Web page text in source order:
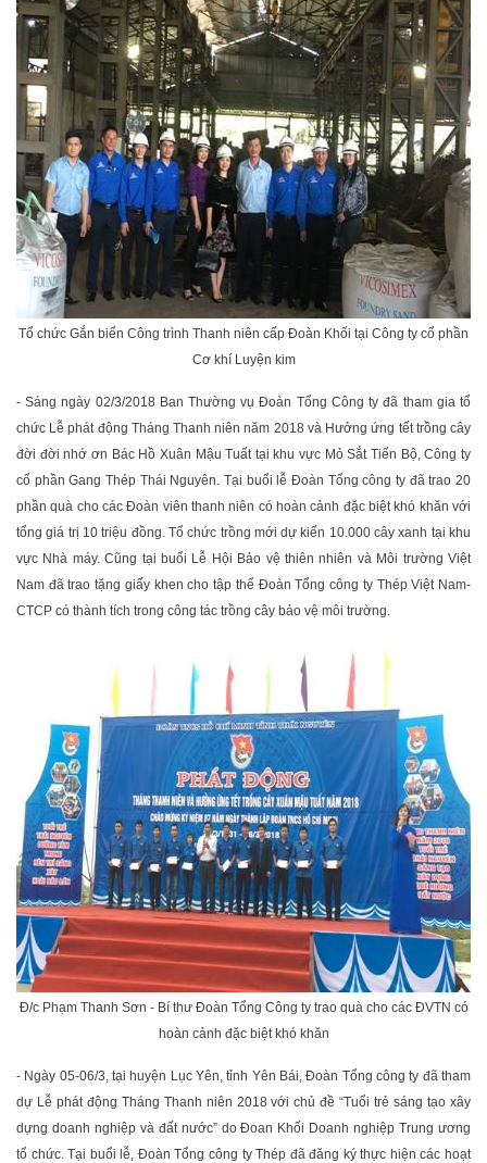
Tổ chức Gắn biển Công trình Thanh niên cấp Đoàn Khối tại Công ty cổ phần
Cơ khí Luyện kim
- Sáng ngày 02/3/2018 Ban Thường vụ Đoàn Tổng Công ty đã tham gia tổ
chức Lễ phát động Tháng Thanh niên năm 2018 và Hưởng ứng tết trồng cây
đời đời nhớ ơn Bác Hồ Xuân Mậu Tuất tại khu vực Mỏ Sắt Tiến Bộ, Công ty
cổ phần Gang Thép Thái Nguyên. Tại buổi lễ Đoàn Tổng công ty đã trao 20
phần quà cho các Đoàn viên thanh niên có hoàn cảnh đặc biệt khó khăn với
tổng giá trị 10 triệu đồng. Tổ chức trồng mới dự kiến 10.000 cây xanh tại khu
vực Nhà máy. Cũng tại buổi Lễ Hội Bảo vệ thiên nhiên và Môi trường Việt
Nam đã trao tặng giấy khen cho tập thể Đoàn Tổng công ty Thép Việt Nam-
CTCP có thành tích trong công tác trồng cây bảo vệ môi trường.
Đ/c Phạm Thanh Sơn - Bí thư Đoàn Tổng Công ty trao quà cho các ĐVTN có
hoàn cảnh đặc biệt khó khăn
- Ngày 05-06/3, tại huyện Lục Yên, tỉnh Yên Bái, Đoàn Tổng công ty đã tham
dự Lễ phát động Tháng Thanh niên 2018 với chủ đề “Tuổi trẻ sáng tạo xây
dựng doanh nghiệp và đất nước” do Đoan Khối Doanh nghiệp Trung ương
tổ chức. Tại buổi lễ, Đoàn Tổng công ty Thép đã đăng ký thực hiện các hoạt